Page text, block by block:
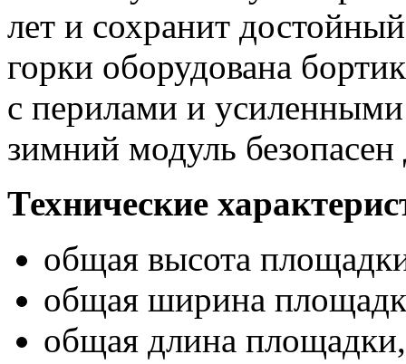
лет и сохранит
горки оборудована
с перилами и
зимний модуль
Технические
общая высота
общая ширина
общая длина